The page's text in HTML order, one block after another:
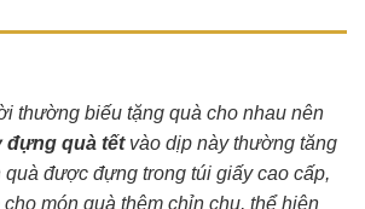
thường biếu tặng quà cho nhau nên
đựng quà tếtvào dịp này thường tăng
được đựng trong túi giấy cao cấp,
món quà thêm chỉn chu, thể hiện